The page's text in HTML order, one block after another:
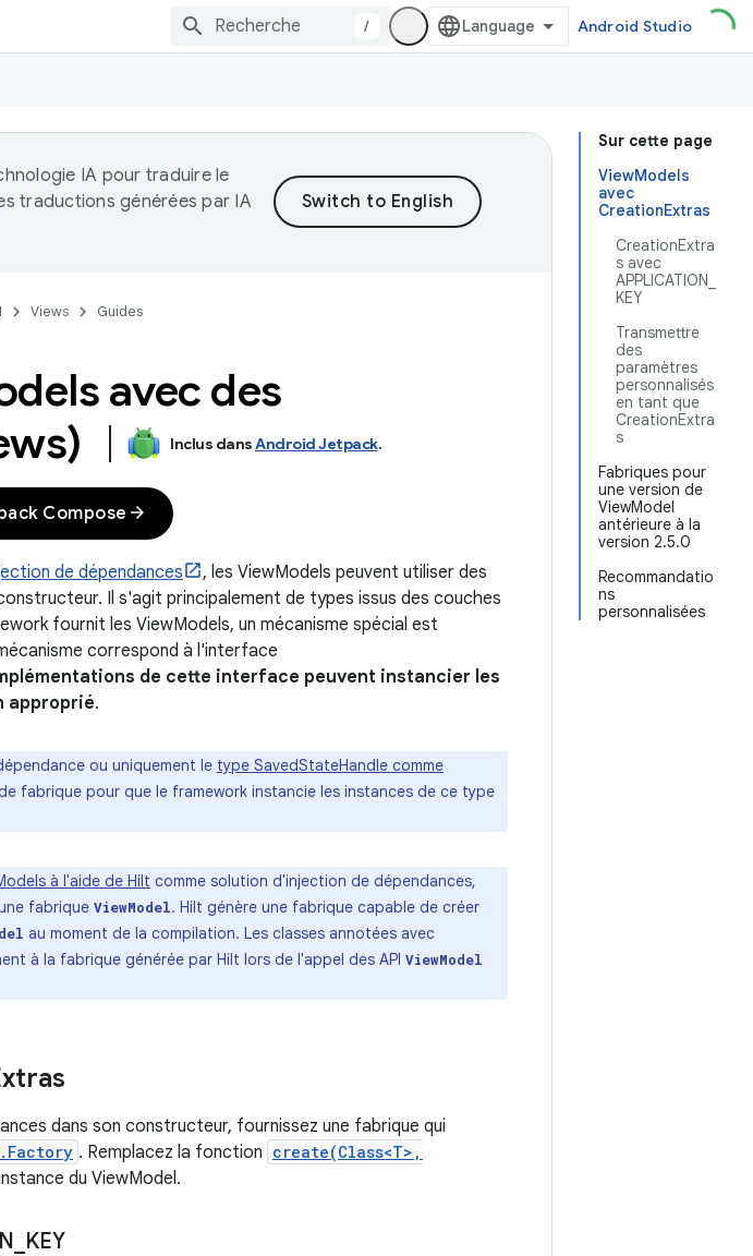
/ Android Studio
Sur cette page
ViewModels
avec
CreationExtras
CreationExtra
s avec
APPLICATION_
KEY
Transmettre
des
paramètres
personnalisés
en tant que
CreationExtra
s
Fabriques pour
une version de
ViewModel
antérieure à la
version 2.5.0
Recommandatio
ns
personnalisées
IA pour traduire le
traductions générées par IA
Views Guides
avec des
Inclus dansAndroid Jetpack.
Compose arrow_forward
de dépendances
, les ViewModels peuvent utiliser des
Il s'agit principalement de types issus des couches
fournit les ViewModels, un mécanisme spécial est
correspond à l'interface
de cette interface peuvent instancier les
approprié.
ou uniquement le type SavedStateHandle comme
fabrique pour que le framework instancie les instances de ce type
à l'aide de Hilt comme solution d'injection de dépendances,
fabrique ViewModel. Hilt génère une fabrique capable de créer
au moment de la compilation. Les classes annotées avec
à la fabrique générée par Hilt lors de l'appel des API ViewModel
dans son constructeur, fournissez une fabrique qui
. Remplacez la fonction create(Class<T>,
du ViewModel.
KEY